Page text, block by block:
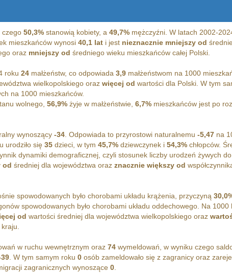
czego 50,3%stanowią kobiety, a 49,7%mężczyźni. W latach 2002-
mieszkańców wynosi 40,1 lati jest nieznacznie mniejszy od
oraz mniejszy od średniego wieku mieszkańców całej Polski.
roku 24małżeństw, co odpowiada 3,9małżeństwom na 1000
wielkopolskiego oraz więcej od wartości dla Polski. W tym
na 1000 mieszkańców.
wolnego, 56,9%żyje w małżeństwie, 6,7%mieszkańców jest po
wynoszący -34. Odpowiada to przyrostowi naturalnemu -5,47na
urodziło się 35dzieci, w tym 45,7%dziewczynek i 54,3%chłopców.
dynamiki demograficznej, czyli stosunek liczby urodzeń żywych
od średniej dla województwa oraz znacznie większy od
spowodowanych było chorobami układu krążenia, przyczyną
spowodowanych było chorobami układu oddechowego. Na 1000
od wartości średniej dla województwa wielkopolskiego oraz
w ruchu wewnętrznym oraz 74wymeldowań, w wyniku czego
. W tym samym roku 0osób zameldowało się z zagranicy oraz
zagranicznych wynoszące 0.